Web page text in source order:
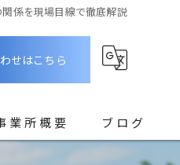
係を現場目線で徹底解説
せはこちら
業所概要 ブログ